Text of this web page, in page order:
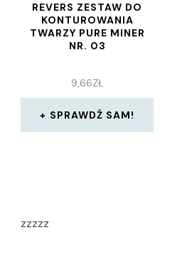
REVERS ZESTAW DO
KONTUROWANIA
TWARZY PURE MINER
NR. 03
9,66ZŁ
SPRAWDŹ SAM!
zzzzz